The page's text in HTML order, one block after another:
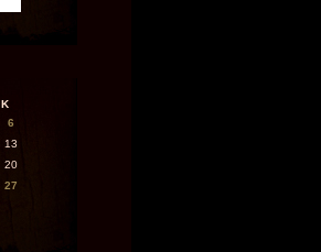
Κ
6
13
20
27